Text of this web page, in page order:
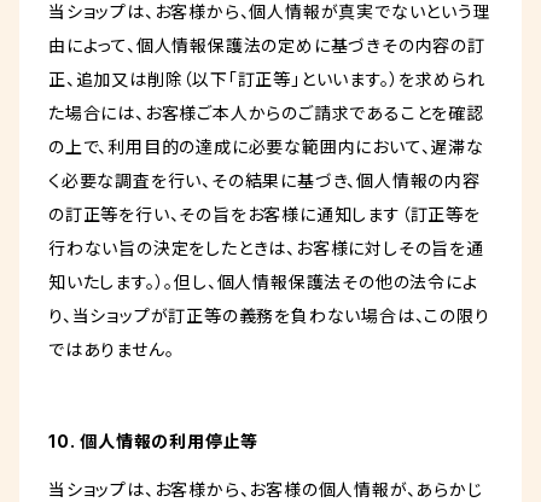
当ショップは、お客様から、個人情報が真実でないという理
由によって、個人情報保護法の定めに基づきその内容の訂
正、追加又は削除（以下「訂正等」といいます。）を求められ
た場合には、お客様ご本人からのご請求であることを確認
の上で、利用目的の達成に必要な範囲内において、遅滞な
く必要な調査を行い、その結果に基づき、個人情報の内容
の訂正等を行い、その旨をお客様に通知します（訂正等を
行わない旨の決定をしたときは、お客様に対しその旨を通
知いたします。）。但し、個人情報保護法その他の法令によ
り、当ショップが訂正等の義務を負わない場合は、この限り
ではありません。
10. 個人情報の利用停止等
当ショップは、お客様から、お客様の個人情報が、あらかじ